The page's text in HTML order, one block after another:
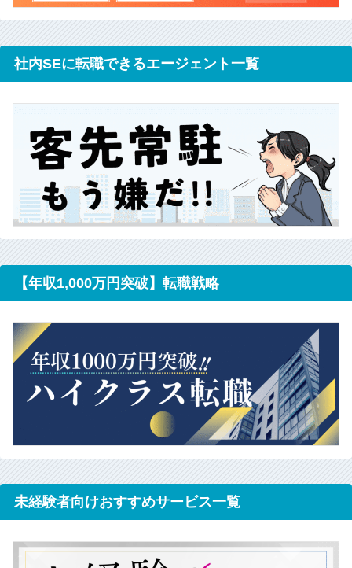
社内SEに転職できるエージェント一覧
【年収1,000万円突破】転職戦略
未経験者向けおすすめサービス一覧